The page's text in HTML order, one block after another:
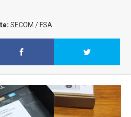
SECOM / FSA